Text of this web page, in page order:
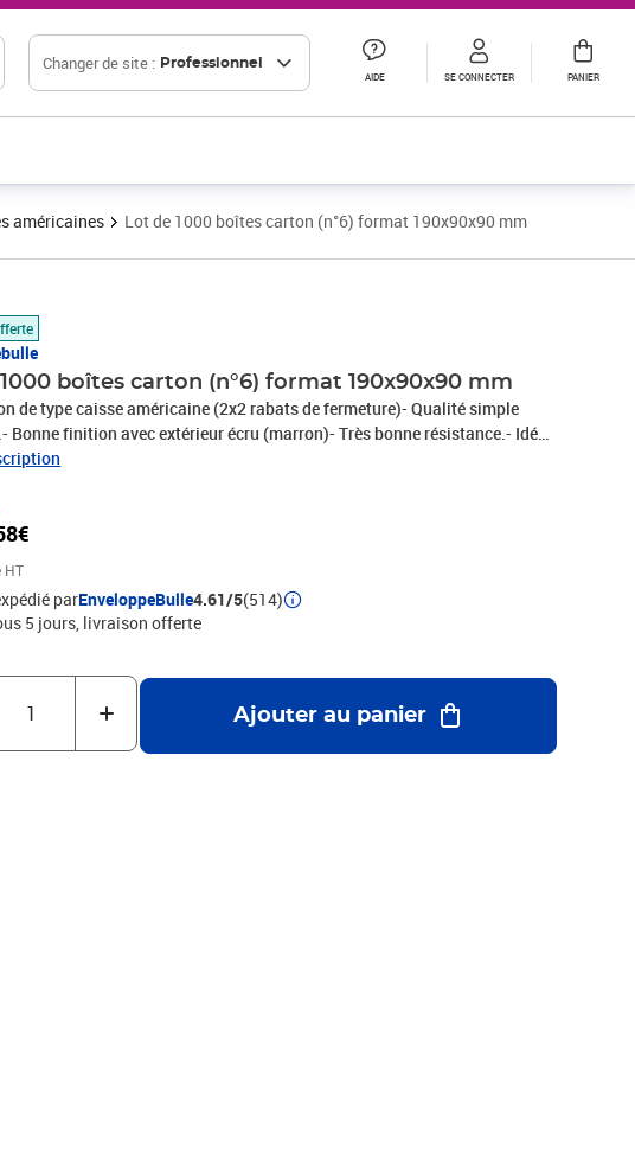
Changer de site : Professionnel
AIDE SE CONNECTER PANIER
américaines Lot de 1000 boîtes carton (n°6) format 190x90x90 mm
boîtes carton (n°6) format 190x90x90 mm
de type caisse américaine (2x2 rabats de fermeture)- Qualité simple
Bonne finition avec extérieur écru (marron)- Très bonne résistance.- Idéal
en colis postal.- Très pratique pour vos rangements,
meilleur rapport qualité/prix en terme de protection et de résistance
intérieures
HT
parEnveloppeBulle4.61/5(514)
5 jours livraison offerte
Ajouter au panier